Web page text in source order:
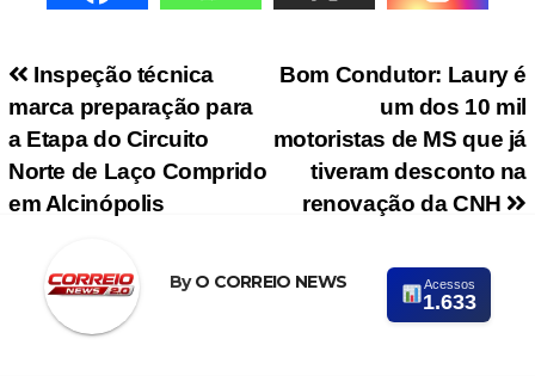
Navegação de PostBom Condutor: Laury é
um dos 10 mil
motoristas de MS que já
tiveram desconto na
renovação da CNH
Inspeção técnica
marca preparação para
a Etapa do Circuito
Norte de Laço Comprido
em Alcinópolis
ByO CORREIO NEWS Acessos
1.633